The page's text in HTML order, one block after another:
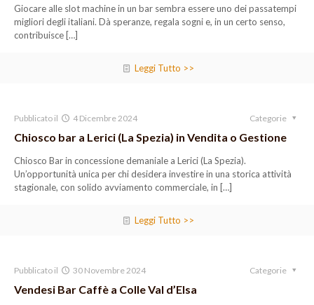
Giocare alle slot machine in un bar sembra essere uno dei passatempi
migliori degli italiani. Dà speranze, regala sogni e, in un certo senso,
contribuisce […]
Leggi Tutto >>
Pubblicato il 4 Dicembre 2024 Categorie
Chiosco bar a Lerici (La Spezia) in Vendita o Gestione
Chiosco Bar in concessione demaniale a Lerici (La Spezia).
Un’opportunità unica per chi desidera investire in una storica attività
stagionale, con solido avviamento commerciale, in […]
Leggi Tutto >>
Pubblicato il 30 Novembre 2024 Categorie
Vendesi Bar Caffè a Colle Val d’Elsa